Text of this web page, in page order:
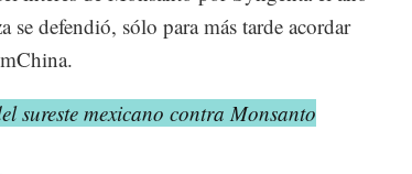
se defendió, sólo para más tarde acordar
sureste mexicano contra Monsanto